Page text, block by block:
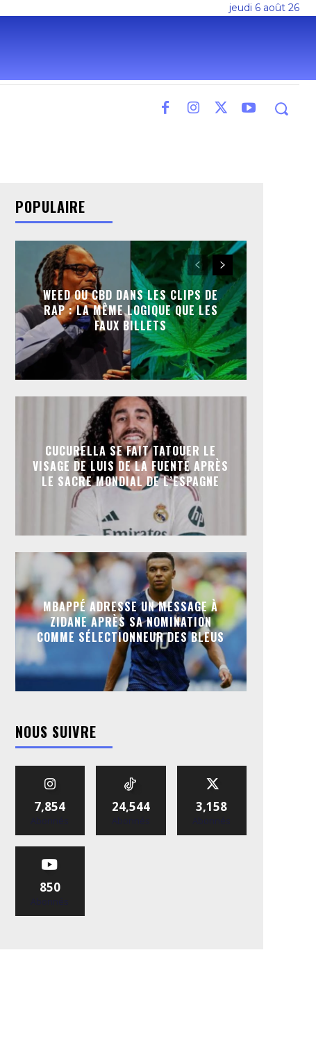
jeudi 6 août 26
POPULAIRE
WEED OU CBD DANS LES CLIPS DE
RAP : LA MÊME LOGIQUE QUE LES
FAUX BILLETS
CUCURELLA SE FAIT TATOUER LE
VISAGE DE LUIS DE LA FUENTE APRÈS
LE SACRE MONDIAL DE L’ESPAGNE
MBAPPÉ ADRESSE UN MESSAGE À
ZIDANE APRÈS SA NOMINATION
COMME SÉLECTIONNEUR DES BLEUS
NOUS SUIVRE
7,854
Abonnés
24,544
Abonnés
3,158
Abonnés
850
Abonnés